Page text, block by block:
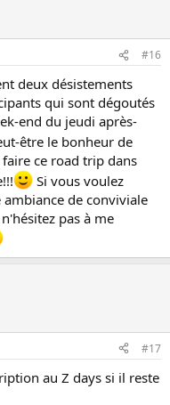
#16
deux désistements
qui sont dégoutés
end du jeudi après-
être le bonheur de
ce road trip dans
Si vous voulez
de conviviale
pas à me
#17
au Z days si il reste